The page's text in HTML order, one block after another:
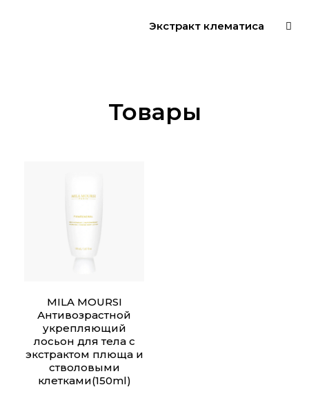
Экстракт клематиса
Товары
MILA MOURSI
Антивозрастной
укрепляющий
лосьон для тела с
экстрактом плюща и
стволовыми
клетками(150ml)